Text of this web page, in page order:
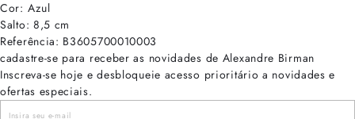
Cor: Azul
Salto: 8,5 cm
Referência: B3605700010003
cadastre-se para receber as novidades de Alexandre Birman
Inscreva-se hoje e desbloqueie acesso prioritário a novidades e
ofertas especiais.